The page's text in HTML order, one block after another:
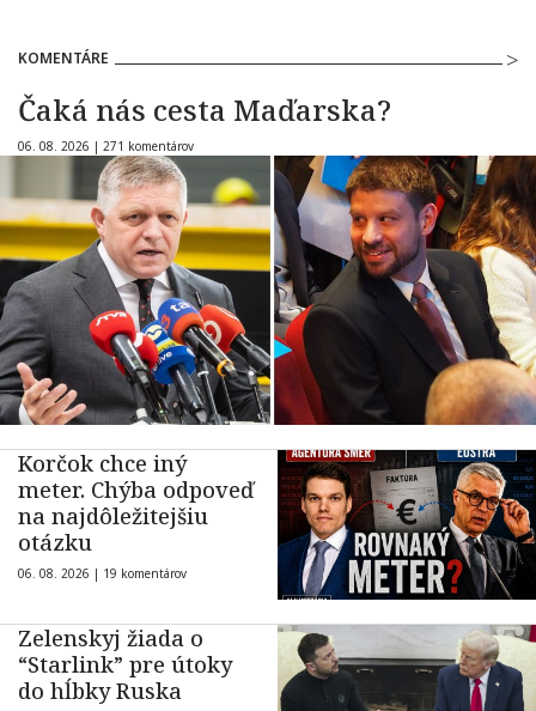
KOMENTÁRE
Čaká nás cesta Maďarska?
06. 08. 2026 | 271 komentárov
Korčok chce iný
meter. Chýba odpoveď
na najdôležitejšiu
otázku
06. 08. 2026 | 19 komentárov
Zelenskyj žiada o
“Starlink” pre útoky
do hĺbky Ruska